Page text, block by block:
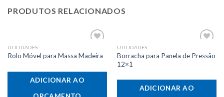
PRODUTOS RELACIONADOS
aos meus
UTILIDADES
Rolo Móvel para Massa Madeira
ADICIONAR AO
aos meus
UTILIDADES
Borracha para Panela de Pressão
12×1
ADICIONAR AO